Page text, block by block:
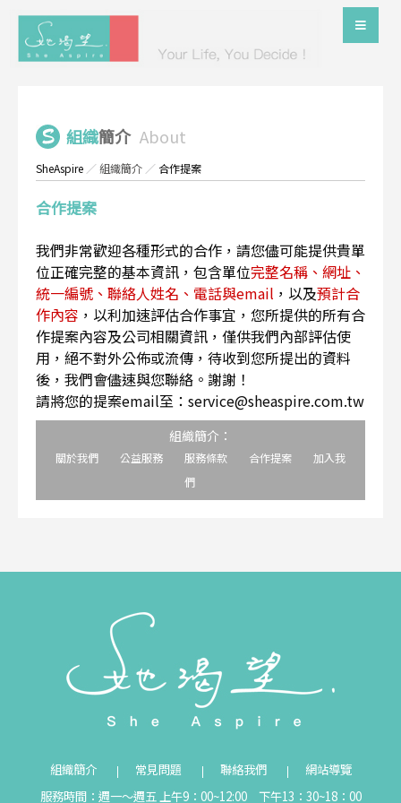
組織簡介 About
SheAspire ／組織簡介 ／ 合作提案
合作提案
我們非常歡迎各種形式的合作，請您儘可能提供貴單
位正確完整的基本資訊，包含單位完整名稱、網址、
統一編號、聯絡人姓名、電話與email ，以及預計合
作內容 ，以利加速評估合作事宜，您所提供的所有合
作提案內容及公司相關資訊，僅供我們內部評估使
用，絕不對外公佈或流傳，待收到您所提出的資料
後，我們會儘速與您聯絡。謝謝！
請將您的提案email至：service@sheaspire.com.tw
組織簡介：
關於我們 公益服務 服務條款 合作提案
加入我
們
組織簡介 常見問題 聯絡我們
網站導覽
服務時間：週一～週五 上午9：00~12:00 下午13：30~18：00